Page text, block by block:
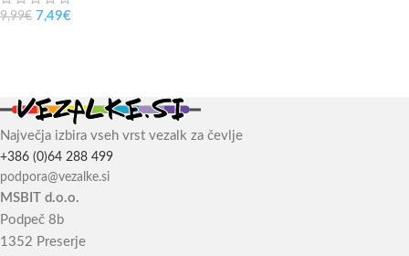
9,99€ 7,49€
Največja izbira vseh vrst vezalk za čevlje
+386 (0)64 288 499
podpora@vezalke.si
MSBIT d.o.o.
Podpeč 8b
1352 Preserje